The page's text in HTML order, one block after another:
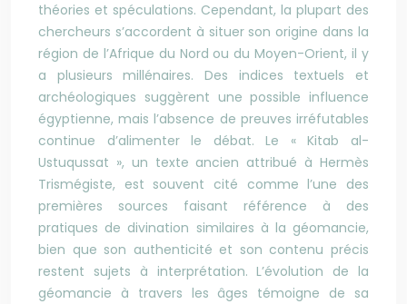
théories et spéculations. Cependant, la plupart des
chercheurs s’accordent à situer son origine dans la
région de l’Afrique du Nord ou du Moyen-Orient, il y
a plusieurs millénaires. Des indices textuels et
archéologiques suggèrent une possible influence
égyptienne, mais l’absence de preuves irréfutables
continue d’alimenter le débat. Le « Kitab al-
Ustuqussat », un texte ancien attribué à Hermès
Trismégiste, est souvent cité comme l’une des
premières sources faisant référence à des
pratiques de divination similaires à la géomancie,
bien que son authenticité et son contenu précis
restent sujets à interprétation. L’évolution de la
géomancie à travers les âges témoigne de sa